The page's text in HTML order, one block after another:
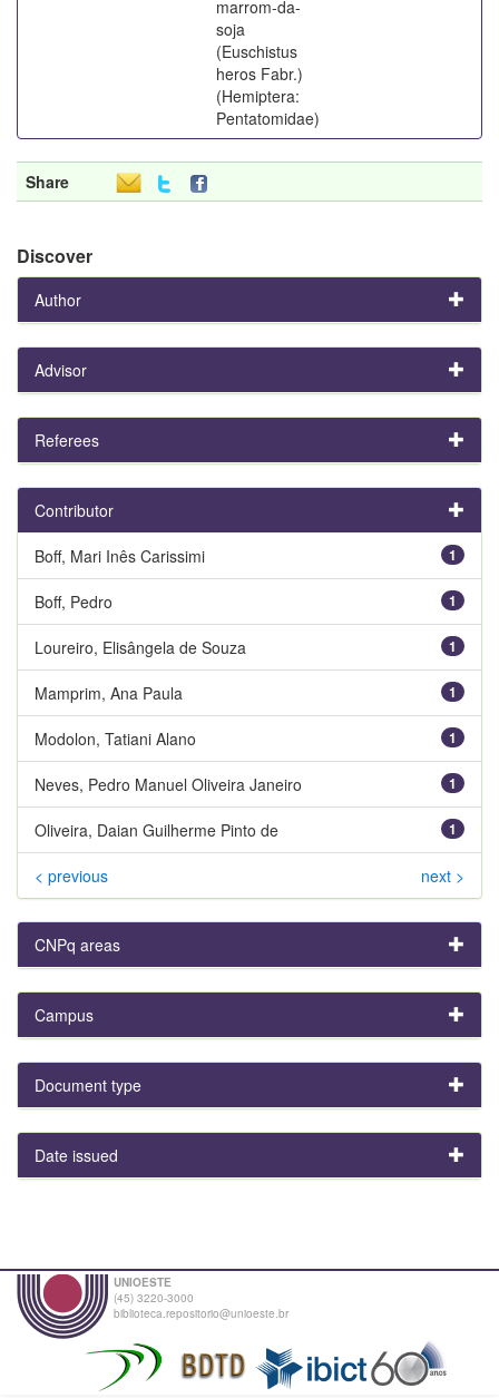
marrom-da-
soja
(Euschistus
heros Fabr.)
(Hemiptera:
Pentatomidae)
Share
Discover
Author
Advisor
Referees
Contributor
1
Boff, Mari Inês Carissimi
1
Boff, Pedro
1
Loureiro, Elisângela de Souza
1
Mamprim, Ana Paula
1
Modolon, Tatiani Alano
1
Neves, Pedro Manuel Oliveira Janeiro
1
Oliveira, Daian Guilherme Pinto de
< previous next >
CNPq areas
Campus
Document type
Date issued
UNIOESTE
(45) 3220-3000
biblioteca.repositorio@unioeste.br